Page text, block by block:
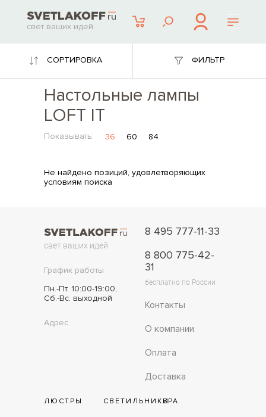
свет ваших идей
СОРТИРОВКА ФИЛЬТР
Настольные лампы
LOFT IT
Показывать: 36 60 84
Не найдено позиций, удовлетворяющих
условиям поиска
свет ваших идей
График работы
Пн.-Пт. 10:00-19:00,
Сб.-Вс. выходной
Адрес
8 495 777-11-33
8 800 775-42-
31
бесплатно по России
Контакты
О компании
Оплата
Доставка
ЛЮСТРЫ СВЕТИЛЬНИКИБРА